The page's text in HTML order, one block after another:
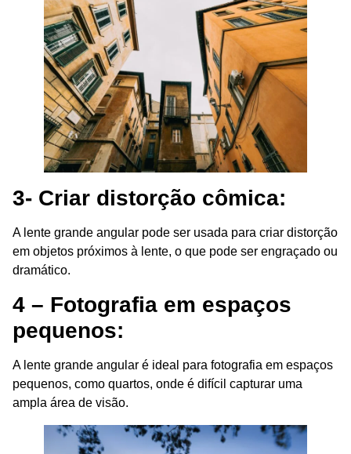
3- Criar distorção cômica:
A lente grande angular pode ser usada para criar distorção
em objetos próximos à lente, o que pode ser engraçado ou
dramático.
4 – Fotografia em espaços
pequenos:
A lente grande angular é ideal para fotografia em espaços
pequenos, como quartos, onde é difícil capturar uma
ampla área de visão.